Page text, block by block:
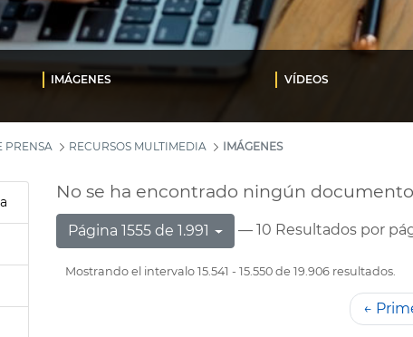
IMÁGENES VÍDEOS
PRENSA RECURSOS MULTIMEDIA IMÁGENES
No se ha encontrado ningún documento
Página 1555 de 1.991 — 10 Resultados por
Mostrando el intervalo 15.541 - 15.550 de 19.906 resultados.
←